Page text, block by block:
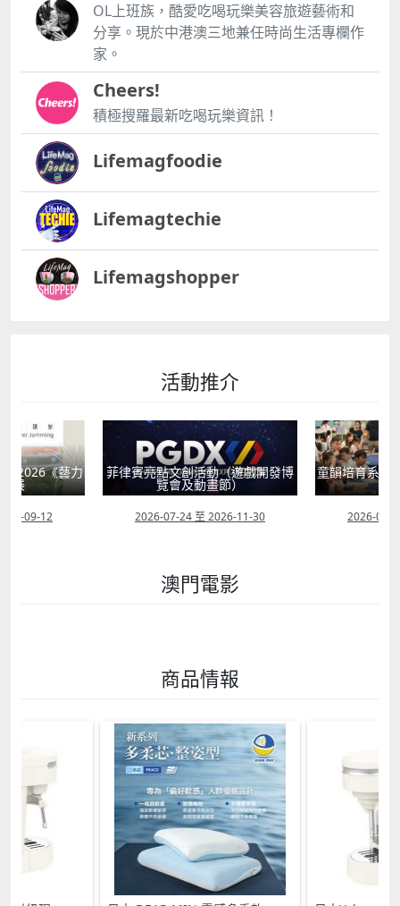
OL上班族，酷愛吃喝玩樂美容旅遊藝術和
分享。現於中港澳三地兼任時尚生活專欄作
家。
Cheers!
積極搜羅最新吃喝玩樂資訊！
Lifemagfoodie
Lifemagtechie
Lifemagshopper
活動推介
獻2026《藝力
展
09-12
菲律賓亮點文創活動（遊戲開發博
覽會及動畫節）
2026-07-24 至 2026-11-30
童韻培育系列
2026-07-
澳門電影
商品情報